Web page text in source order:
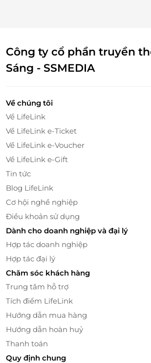
trên bề mặt da để tái tạo một làn da
căng mịn và trắng hồng.
Sử dụng hoạt chất peel quét hoạt chất
Liệu trình tại Paradise Spa sử dụng
CIESKIN G9 PEEL thành phần:
Sativa - Salicylic Acid - Glycolic/
cho mọi loại da, giúp mờ thâm mụn,
da tối màu, giảm nếp nhăn, lão hóa da.
Công ty cổ phần truyền
Sáng - SSMEDIA
Về chúng tôi
Về LifeLink
Về LifeLink e-Ticket
Về LifeLink e-Voucher
Về LifeLink e-Gift
Tin tức
Blog LifeLink
Cơ hội nghề nghiệp
Điều khoản sử dụng
Dành cho doanh nghiệp và đại lý
Hợp tác doanh nghiệp
Hợp tác đại lý
Chăm sóc khách hàng
Trung tâm hỗ trợ
Tích điểm LifeLink
Hướng dẫn mua hàng
Hướng dẫn hoàn huỷ
Thanh toán
Quy định chung